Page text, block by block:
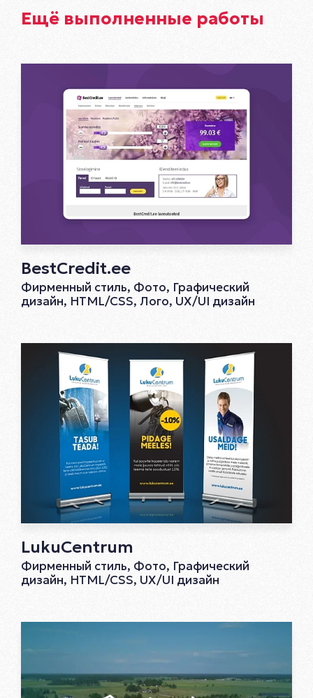
Ещё выполненные работы
BestCredit.ee
Фирменный стиль, Фото, Графический
дизайн, HTML/CSS, Лого, UX/UI дизайн
LukuCentrum
Фирменный стиль, Фото, Графический
дизайн, HTML/CSS, UX/UI дизайн